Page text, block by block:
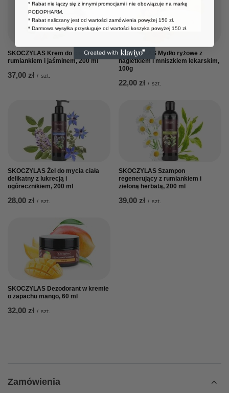
SKOCZYLAS Krem do ciała z
rumiankiem i jaśminem, 200 ml
37,00 zł / szt.
SKOCZYLAS Mydło ryżowe z
nagietkiem i mniszkiem lekarskim,
100g
22,00 zł / szt.
SKOCZYLAS Żel do mycia ciała
delikatny z lukrecją i
ogórecznikiem, 200 ml
28,00 zł / szt.
SKOCZYLAS Szampon
regenerujący z rumiankiem i
zieloną herbatą, 200 ml
39,00 zł / szt.
SKOCZYLAS Dezodorant w kremie
o zapachu mango, 60 ml
32,00 zł / szt.
Zamówienia
* Rabat nie łączy się z innymi promocjami i nie obowiązuje na markę
PODOPHARM.
* Rabat naliczany jest od wartości zamówienia powyżej 150 zł.
* Darmowa wysyłka przysługuje od wartości koszyka powyżej 150 zł.